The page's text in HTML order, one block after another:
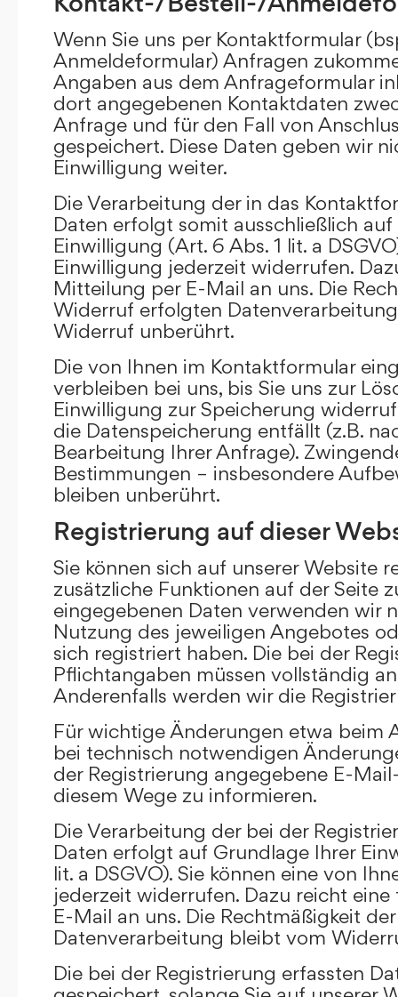
Wenn Sie uns per Kontaktformular
Anmeldeformular) Anfragen
Angaben aus dem Anfrageformular
dort angegebenen Kontaktdaten
Anfrage und für den Fall von
gespeichert. Diese Daten geben wir
Einwilligung weiter.
Die Verarbeitung der in das
Daten erfolgt somit ausschließlich
Einwilligung (Art. 6 Abs. 1 lit. a
Einwilligung jederzeit widerrufen.
Mitteilung per E-Mail an uns. Die
Widerruf erfolgten
Widerruf unberührt.
Die von Ihnen im Kontaktformular
verbleiben bei uns, bis Sie uns zur
Einwilligung zur Speicherung
die Datenspeicherung entfällt (z.B.
Bearbeitung Ihrer Anfrage).
Bestimmungen – insbesondere
bleiben unberührt.
Registrierung auf dieser
Sie können sich auf unserer Website
zusätzliche Funktionen auf der Seite
eingegebenen Daten verwenden wir
Nutzung des jeweiligen Angebotes
sich registriert haben. Die bei der
Pflichtangaben müssen vollständig
Anderenfalls werden wir die
Für wichtige Änderungen etwa beim
bei technisch notwendigen
der Registrierung angegebene E-
diesem Wege zu informieren.
Die Verarbeitung der bei der
Daten erfolgt auf Grundlage Ihrer
lit. a DSGVO). Sie können eine von
jederzeit widerrufen. Dazu reicht
E-Mail an uns. Die Rechtmäßigkeit
Datenverarbeitung bleibt vom
Die bei der Registrierung erfassten